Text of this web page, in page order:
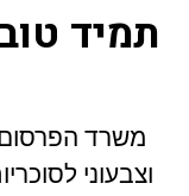
תמיד
משרד הפרסום
וצבעוני